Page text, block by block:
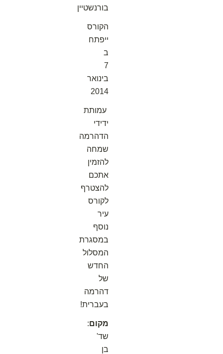
בורנשטיין
הקורס
ייפתח
ב
7
בינואר
2014
עמותת
ידידי
הדהרמה
שמחה
להזמין
אתכם
להצטרף
לקורס
עיר
נוסף
במסגרת
המסלול
החדש
של
דהרמה
בעברית!
מקום:
שד'
בן